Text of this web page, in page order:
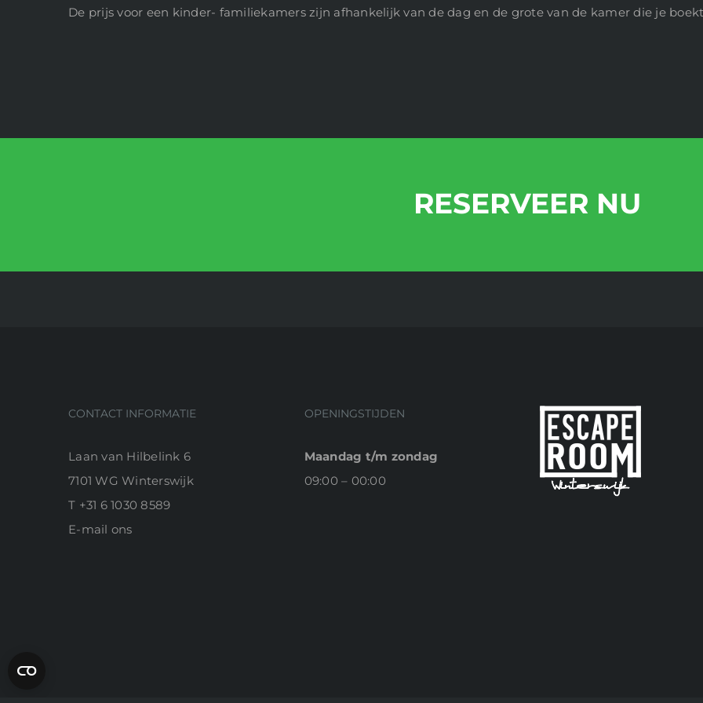
De prijs voor een kinder- familiekamers zijn afhankelijk van de dag en de grote van de kamer die je
RESERVEER NU
CONTACT INFORMATIE
Laan van Hilbelink 6
7101 WG Winterswijk
T +31 6 1030 8589
E-mail ons
OPENINGSTIJDEN
Maandag t/m zondag
09:00 – 00:00